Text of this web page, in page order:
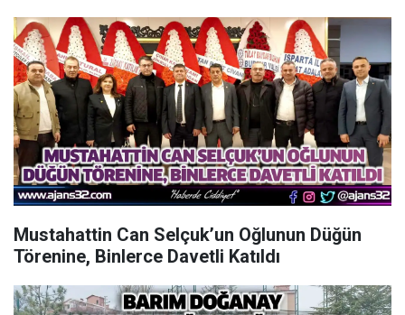
Mustahattin Can Selçuk’un Oğlunun Düğün
Törenine, Binlerce Davetli Katıldı